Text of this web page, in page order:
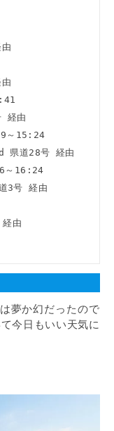
～15:24
～16:24
夢か幻だったので
今日もいい天気に